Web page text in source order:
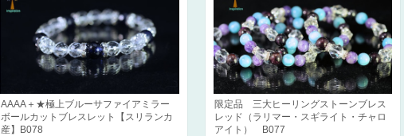
AAAA＋★極上ブルーサファイアミラー
ボールカットブレスレット【スリランカ
産】B078
限定品 三大ヒーリングストーンブレス
レッド（ラリマー・スギライト・チャロ
アイト） B077